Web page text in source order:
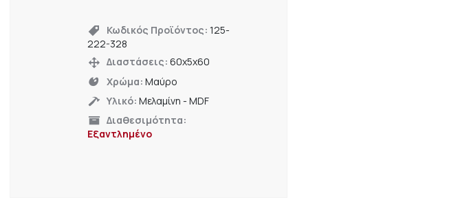
Κωδικός Προϊόντος: 125-
222-328
Διαστάσεις: 60x5x60
Χρώμα: Μαύρο
Υλικό: Μελαμίνη - MDF
Διαθεσιμότητα:
Εξαντλημένο